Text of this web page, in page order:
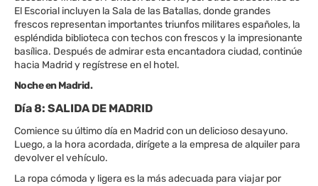
El Escorial incluyen la Sala de las Batallas, donde grandes
frescos representan importantes triunfos militares españoles, la
espléndida biblioteca con techos con frescos y la impresionante
basílica. Después de admirar esta encantadora ciudad, continúe
hacia Madrid y regístrese en el hotel.
Noche en Madrid.
Día 8: SALIDA DE MADRID
Comience su último día en Madrid con un delicioso desayuno.
Luego, a la hora acordada, dirígete a la empresa de alquiler para
devolver el vehículo.
La ropa cómoda y ligera es la más adecuada para viajar por